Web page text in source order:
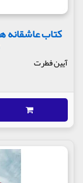
آیین فطرت